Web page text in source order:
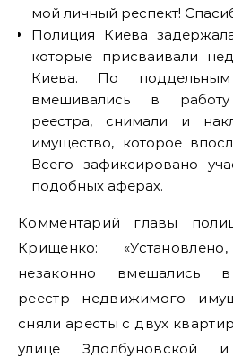
мой личный респект!
Полиция Киева
которые присваивали
Киева. По
вмешивались в работу
реестра, снимали и
имущество, которое
Всего зафиксировано
подобных аферах.
Комментарий главы
Крищенко:
незаконно вмешались в
реестр недвижимого
сняли аресты с двух
улице Здолбуновской